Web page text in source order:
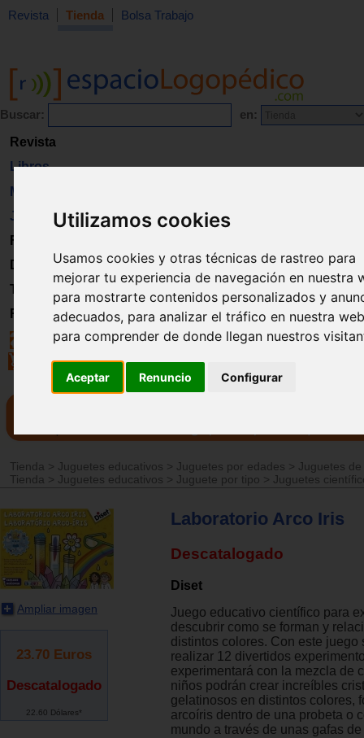
Utilizamos cookies
Usamos cookies y otras técnicas de rastreo para
mejorar tu experiencia de navegación en nuestra
para mostrarte contenidos personalizados y
adecuados, para analizar el tráfico en nuestra
para comprender de donde llegan nuestros
Aceptar Renuncio Configurar
Revista Tienda Bolsa Trabajo
Buscar: en:
Revista
Libros
Material
Juguetes
Formación
Directorio
Trabajo
Registro
Tienda > Juguetes educativos > Juguetes por edades > Juguetes
Tienda
> Juguetes educativos > Juguete por tipo > Juguetes
Ampliar imagen
23.70 Euros
Descatalogado
22.60 Dólares*
Laboratorio Arco Iris
Descatalogado
Diset
Juego educativo científico para
descubrir como se forman y
distintos colores. Con este juego
realizar 12 divertidos
experimentará con la mezcla de
niños podrán crear increíbles
gelatinosos en distintos colores,
arcoíris dentro de una probeta o
mundo a través de unas gafas